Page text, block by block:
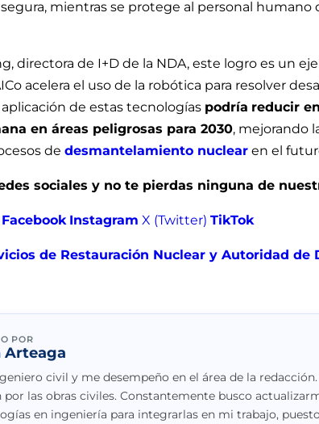
mientras se protege al personal humano
directora de I+D de la NDA, este logro es un
acelera el uso de la robótica para resolver
de estas tecnologías podría reducir
en áreas peligrosas para 2030, mejorando
de desmantelamiento nuclear en el
sociales y no te pierdas ninguna de
Facebook Instagram X (Twitter) TikTok
de Restauración Nuclear y Autoridad de
POR
Arteaga
civil y me desempeño en el área de la
por las obras civiles. Constantemente busco
en ingeniería para integrarlas en mi trabajo,